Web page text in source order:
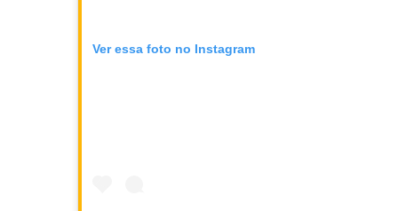
Ver essa foto no Instagram